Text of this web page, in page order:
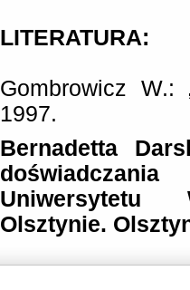
LITERATURA:
Gombrowicz W.:
1997.
Bernadetta
Uniwersytetu
Olsztynie.